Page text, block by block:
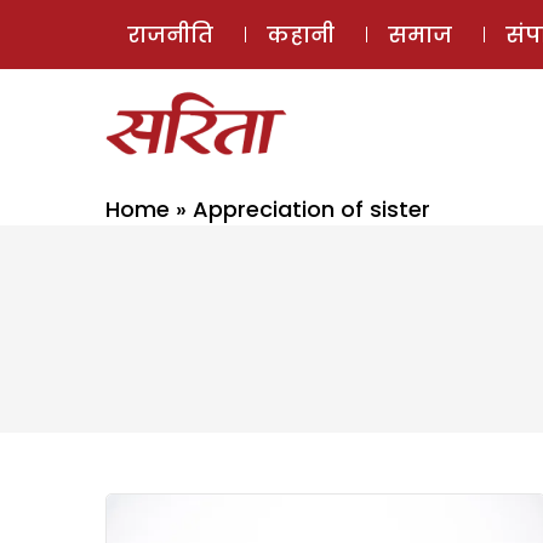
राजनीति कहानी समाज
Home » Appreciation of sister